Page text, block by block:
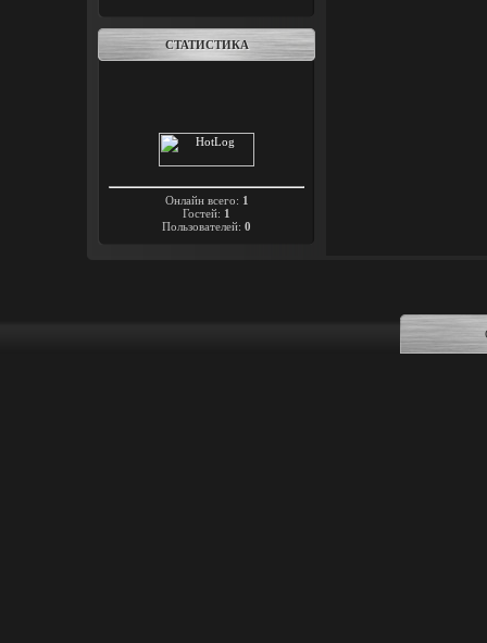
СТАТИСТИКА
Онлайн всего: 1
Гостей: 1
Пользователей: 0